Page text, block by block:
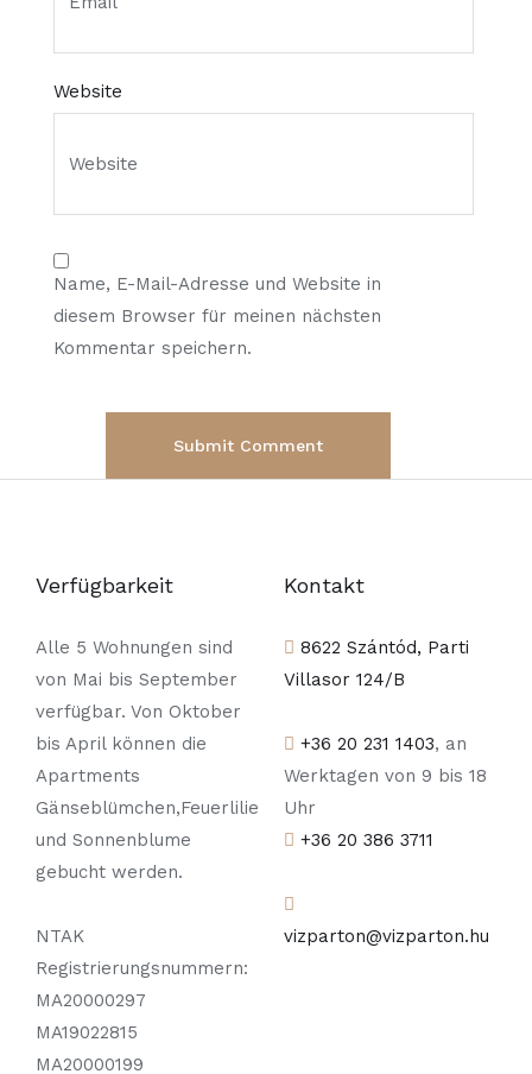
Website
Name, E-Mail-Adresse und Website in
diesem Browser für meinen nächsten
Kommentar speichern.
Verfügbarkeit
Alle 5 Wohnungen sind
von Mai bis September
verfügbar. Von Oktober
bis April können die
Apartments
Gänseblümchen,Feuerlilie
und Sonnenblume
gebucht werden.
NTAK
Registrierungsnummern:
MA20000297
MA19022815
MA20000199
Kontakt
8622 Szántód, Parti
Villasor 124/B
+36 20 231 1403, an
Werktagen von 9 bis 18
Uhr
+36 20 386 3711
vizparton@vizparton.hu